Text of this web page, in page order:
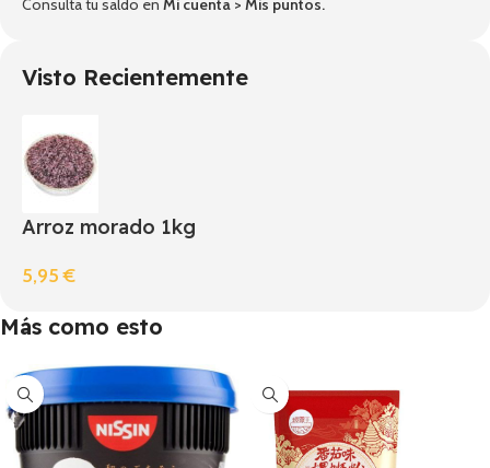
Consulta tu saldo en Mi cuenta > Mis puntos.
Visto Recientemente
Arroz morado 1kg
5,95€
Más como esto